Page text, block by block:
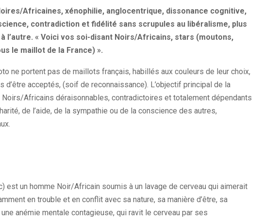
Africaines, xénophilie, anglocentrique, dissonance cognitive,
contradiction et fidélité sans scrupules au libéralisme, plus
l’autre. « Voici vos soi-disant Noirs/Africains, stars (moutons,
le maillot de la France) ».
ne portent pas de maillots français, habillés aux couleurs de leur choix,
acceptés, (soif de reconnaissance). L’objectif principal de la
Africains déraisonnables, contradictoires et totalement dépendants
de l’aide, de la sympathie ou de la conscience des autres,
est un homme Noir/Africain soumis à un lavage de cerveau qui aimerait
en trouble et en conflit avec sa nature, sa manière d’être, sa
anémie mentale contagieuse, qui ravit le cerveau par ses